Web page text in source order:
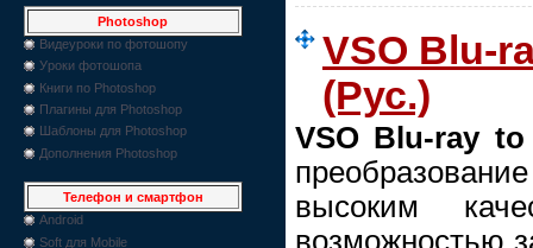
Photoshop
Видеуроки по фотошопу
Уроки фотошопа
Книги по Photoshop
Плагины для Photoshop
Шаблоны для Photoshop
Дополнения Photoshop
Телефон и смартфон
Android
Soft для Mobile
VSO Blu-
(Рус.)
VSO Blu-ray to
высоким
возможностью